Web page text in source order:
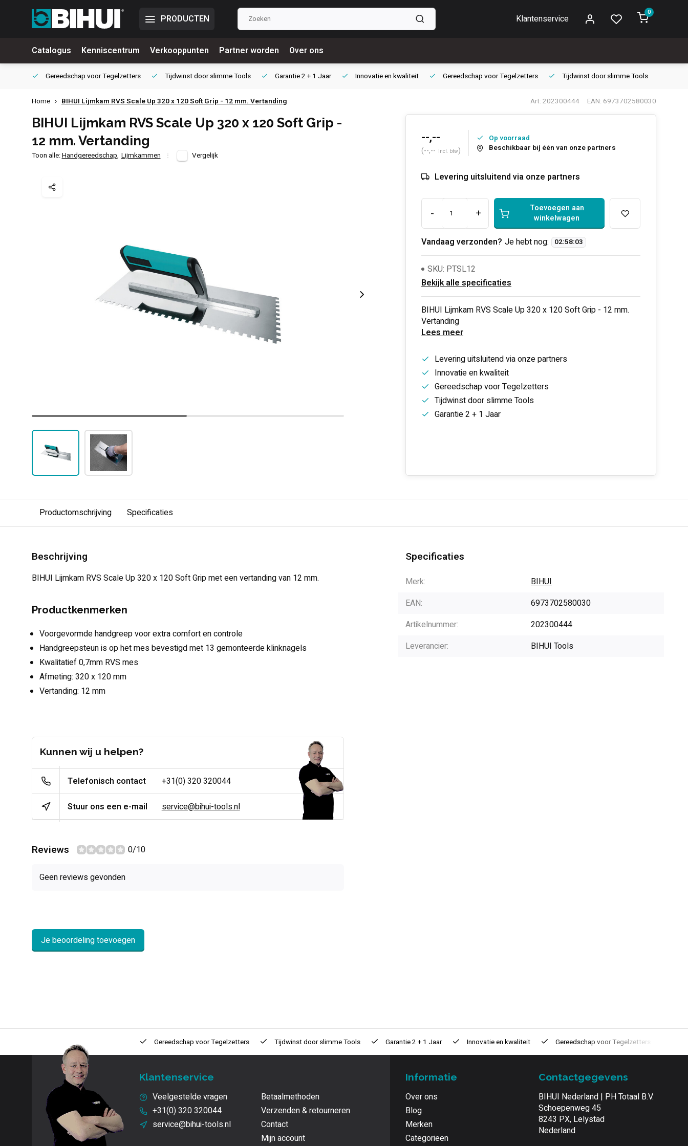
PRODUCTEN Klantenservice
0
Catalogus Kenniscentrum Verkooppunten Partner worden Over ons
Gereedschap voorTegelzetters Tijdwinst doorslimme Tools Garantie2 + 1 Jaar Innovatieen kwaliteit Gereedschap voorTegelzetters Tijdwinst doorslimme Tools
Home BIHUI Lijmkam RVS Scale Up 320 x 120 Soft Grip - 12 mm. Vertanding Art: 202300444 EAN: 6973702580030
BIHUI Lijmkam RVS Scale Up 320 x 120 Soft Grip -
12 mm. Vertanding
Toon alle:Handgereedschap, Lijmkammen Vergelijk
--,--
(--,-- Incl. btw)
Op voorraad
Beschikbaar bij één van onze partners
Levering uitsluitend via onze partners
- +
Toevoegen aan
winkelwagen
Vandaag verzonden? Je hebt nog: 02:58:02
SKU: PTSL12
Bekijk alle specificaties
BIHUI Lijmkam RVS Scale Up 320 x 120 Soft Grip - 12 mm.
Vertanding
Lees meer
Levering uitsluitend via onze partners
Innovatie en kwaliteit
Gereedschap voor Tegelzetters
Tijdwinst door slimme Tools
Garantie 2 + 1 Jaar
Productomschrijving Specificaties
Beschrijving
BIHUI Lijmkam RVS Scale Up 320 x 120 Soft Grip met een vertanding van 12 mm.
Productkenmerken
Voorgevormde handgreep voor extra comfort en controle
Handgreepsteun is op het mes bevestigd met 13 gemonteerde klinknagels
Kwalitatief 0,7mm RVS mes
Afmeting: 320 x 120 mm
Vertanding: 12 mm
Kunnen wij u helpen?
Telefonisch contact +31(0) 320 320044
Stuur ons een e-mail service@bihui-tools.nl
Reviews 0/10
Geen reviews gevonden
Je beoordeling toevoegen
Specificaties
Merk:
BIHUI
EAN:
6973702580030
Artikelnummer:
202300444
Leverancier:
BIHUI Tools
Innovatie Gereedschap voorTegelzetters Tijdwinst doorslimme Tools Garantie2 + 1 Jaar Innovatieen kwaliteit Gereedschap voorTegelzetters
Klantenservice
Veelgestelde vragen
+31(0) 320 320044
service@bihui-tools.nl
Betaalmethoden
Verzenden & retourneren
Contact
Mijn account
Informatie
Over ons
Blog
Merken
Categorieën
Contactgegevens
BIHUI Nederland | PH Totaal B.V.
Schoepenweg 45
8243 PX, Lelystad
Nederland